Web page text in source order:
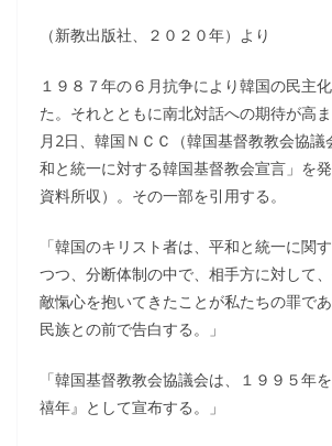
（新教出版社、２０２０年）より
１９８７年の６月抗争により韓国の民主
た。それとともに南北対話への期待が高
月2日、韓国ＮＣＣ（韓国基督教教会協
和と統一に対する韓国基督教会宣言」を
資料所収）。その一部を引用する。
「韓国のキリスト者は、平和と統一に関
つつ、分断体制の中で、相手方に対して
敵愾心を抱いてきたことが私たちの罪で
民族との前で告白する。」
「韓国基督教教会協議会は、１９９５年
禧年』として宣布する。」